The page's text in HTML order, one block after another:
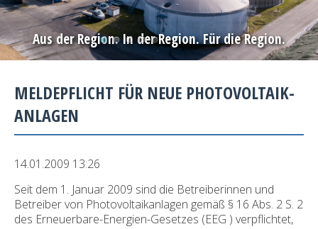
Aus der Region. In der Region. Für die Region.
MELDEPFLICHT FÜR NEUE PHOTOVOLTAIK-
ANLAGEN
14.01.2009 13:26
Seit dem 1. Januar 2009 sind die Betreiberinnen und
Betreiber von Photovoltaikanlagen gemäß § 16 Abs. 2 S. 2
des Erneuerbare-Energien-Gesetzes (EEG ) verpflichtet,